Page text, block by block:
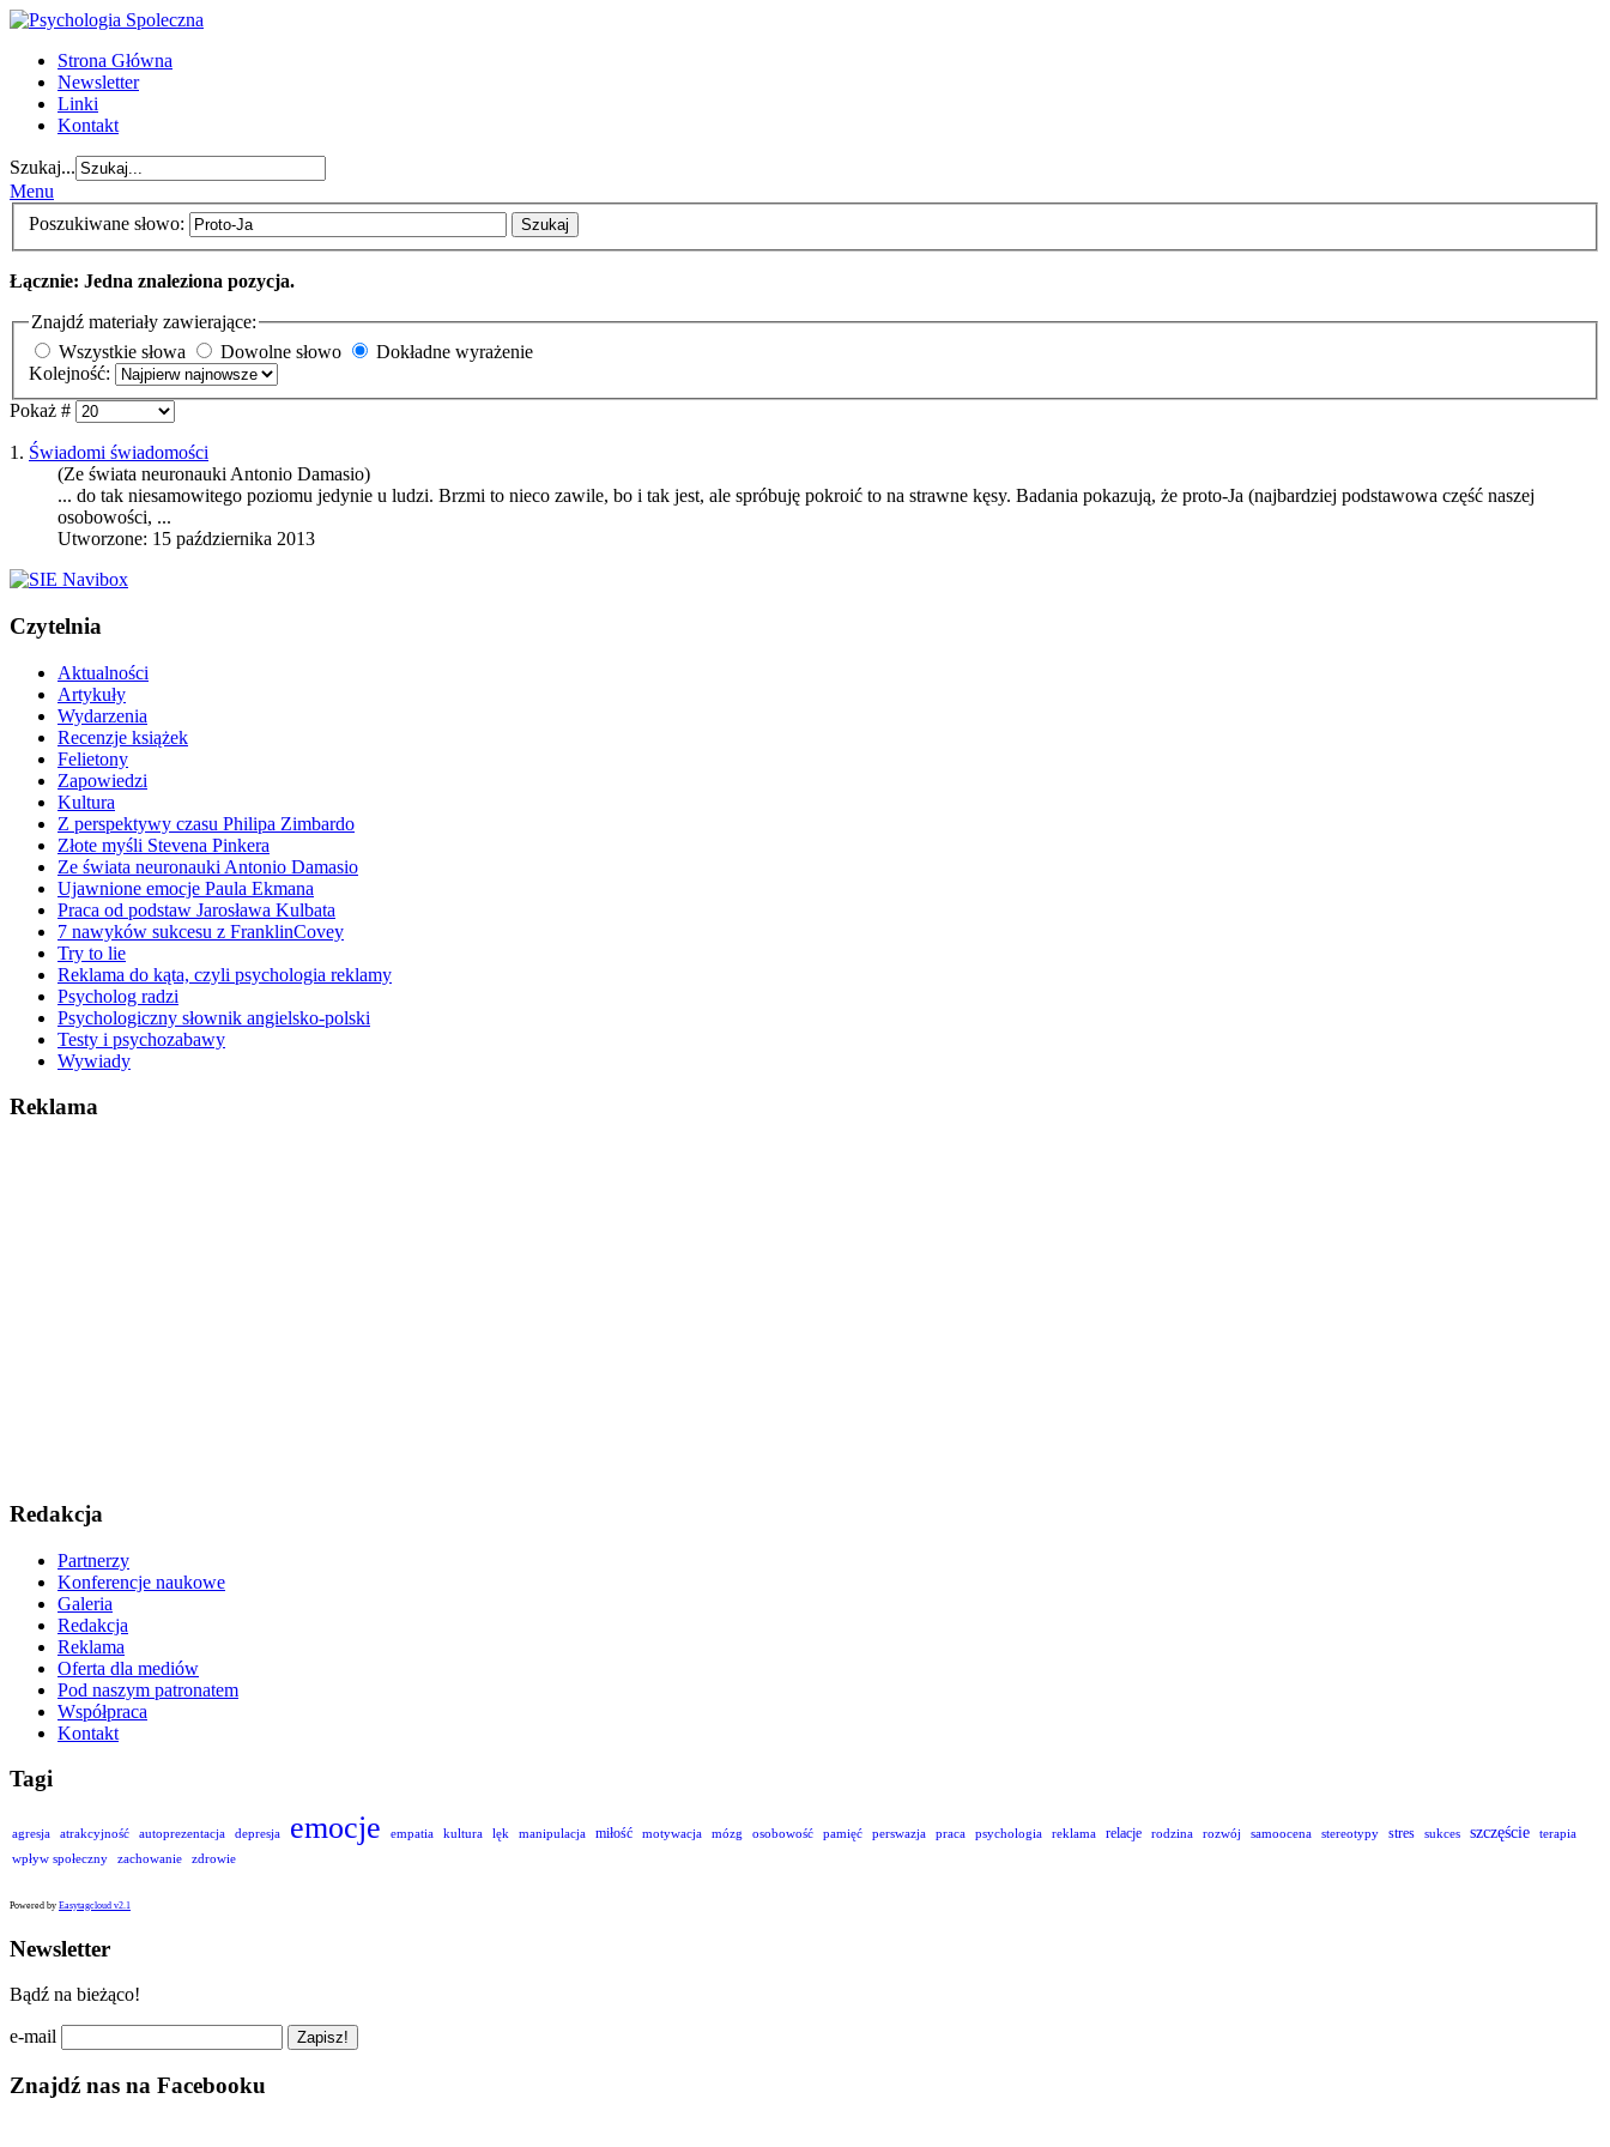
Strona Główna
Newsletter
Linki
Kontakt
Szukaj...
Menu
Poszukiwane słowo:
Szukaj
Łącznie: Jedna znaleziona pozycja.
Znajdź materiały zawierające:
Wszystkie słowa
Dowolne słowo
Dokładne wyrażenie
Kolejność:
Pokaż #
1. Świadomi świadomości
(Ze świata neuronauki Antonio Damasio)
... do tak niesamowitego poziomu jedynie u ludzi. Brzmi to nieco zawile, bo i tak jest, ale spróbuję pokroić to na strawne kęsy. Badania pokazują, że proto-Ja (najbardziej podstawowa część naszej
osobowości, ...
Utworzone: 15 października 2013
Czytelnia
Aktualności
Artykuły
Wydarzenia
Recenzje książek
Felietony
Zapowiedzi
Kultura
Z perspektywy czasu Philipa Zimbardo
Złote myśli Stevena Pinkera
Ze świata neuronauki Antonio Damasio
Ujawnione emocje Paula Ekmana
Praca od podstaw Jarosława Kulbata
7 nawyków sukcesu z FranklinCovey
Try to lie
Reklama do kąta, czyli psychologia reklamy
Psycholog radzi
Psychologiczny słownik angielsko-polski
Testy i psychozabawy
Wywiady
Reklama
Redakcja
Partnerzy
Konferencje naukowe
Galeria
Redakcja
Reklama
Oferta dla mediów
Pod naszym patronatem
Współpraca
Kontakt
Tagi
agresja atrakcyjność autoprezentacja depresja emocje empatia kultura lęk manipulacja miłość motywacja mózg osobowość pamięć perswazja praca psychologia reklama relacje rodzina rozwój samoocena stereotypy stres sukces szczęście
terapia
wpływ społeczny
zachowanie zdrowie
Powered by Easytagcloud v2.1
Newsletter
Bądź na bieżąco!
e-mail
Znajdź nas na Facebooku